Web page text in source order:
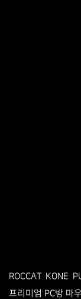
ROCCAT KONE
프리미엄 PC방 마